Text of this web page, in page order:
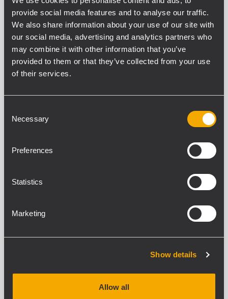
provide social media features and to analyse our traffic.
We also share information about your use of our site with
our social media, advertising and analytics partners who
may combine it with other information that you’ve
provided to them or that they’ve collected from your use
of their services.
Selection
Necessary
Preferences
Statistics
Marketing
Show details
Allow all
SPECIFICHE TECNICHE
DOWNLOADS
Max SPL @ 1m
Amplificazione